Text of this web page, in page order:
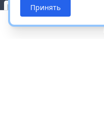
Принять